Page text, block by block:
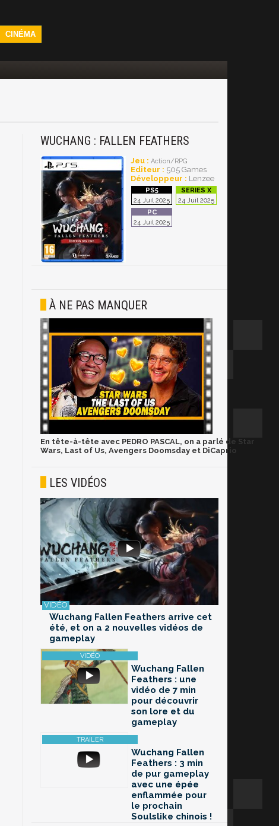
CINÉMA
WUCHANG : FALLEN FEATHERS
Jeu : Action/RPG
Editeur : 505 Games
Développeur : Lenzee
24 Juil 2025 24 Juil 2025
24 Juil 2025
À NE PAS MANQUER
En tête-à-tête avec PEDRO PASCAL, on a parlé de Star
Wars, Last of Us, Avengers Doomsday et DiCaprio
LES VIDÉOS
Wuchang Fallen Feathers arrive cet
été, et on a 2 nouvelles vidéos de
gameplay
Wuchang Fallen
Feathers : une
vidéo de 7 min
pour découvrir
son lore et du
gameplay
Wuchang Fallen
Feathers : 3 min
de pur gameplay
avec une épée
enflammée pour
le prochain
Soulslike chinois !